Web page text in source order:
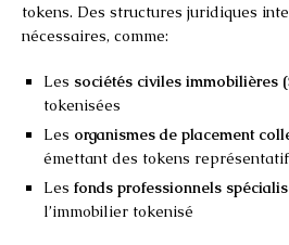
tokens. Des structures juridiques
nécessaires, comme:
Les sociétés civiles immobilières
tokenisées
Les organismes de placement
émettant des tokens
Les fonds professionnels
l’immobilier tokenisé